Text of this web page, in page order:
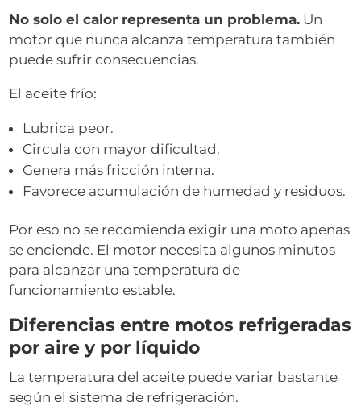
No solo el calor representa un problema. Un
motor que nunca alcanza temperatura también
puede sufrir consecuencias.
El aceite frío:
Lubrica peor.
Circula con mayor dificultad.
Genera más fricción interna.
Favorece acumulación de humedad y residuos.
Por eso no se recomienda exigir una moto apenas
se enciende. El motor necesita algunos minutos
para alcanzar una temperatura de
funcionamiento estable.
Diferencias entre motos refrigeradas
por aire y por líquido
La temperatura del aceite puede variar bastante
según el sistema de refrigeración.